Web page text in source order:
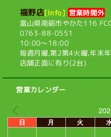
福野店[Info] 営業時間外
富山県南砺市やかた116
0763-88-0551
10:00〜18:00
毎週月曜,第2第4火曜,年末
店舗正面に有り(2台)
営業カレンダー
日 月 火